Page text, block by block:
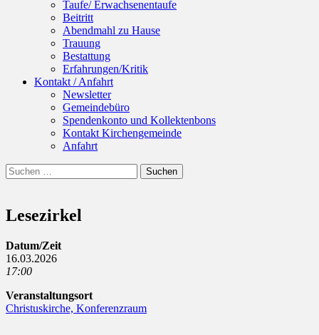
Taufe/ Erwachsenentaufe
Beitritt
Abendmahl zu Hause
Trauung
Bestattung
Erfahrungen/Kritik
Kontakt / Anfahrt
Newsletter
Gemeindebüro
Spendenkonto und Kollektenbons
Kontakt Kirchengemeinde
Anfahrt
Suchen
Suchen
nach:
Lesezirkel
Datum/Zeit
16.03.2026
17:00
Veranstaltungsort
Christuskirche, Konferenzraum